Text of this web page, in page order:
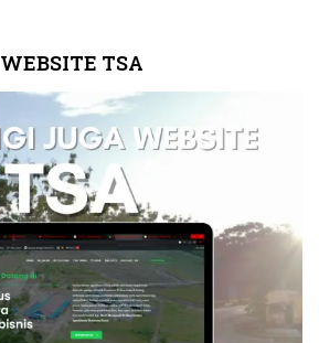
WEBSITE TSA